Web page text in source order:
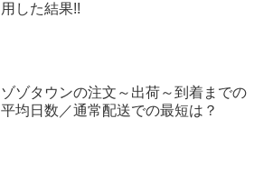
用した結果!!
ゾゾタウンの注文～出荷～到着までの
平均日数／通常配送での最短は？